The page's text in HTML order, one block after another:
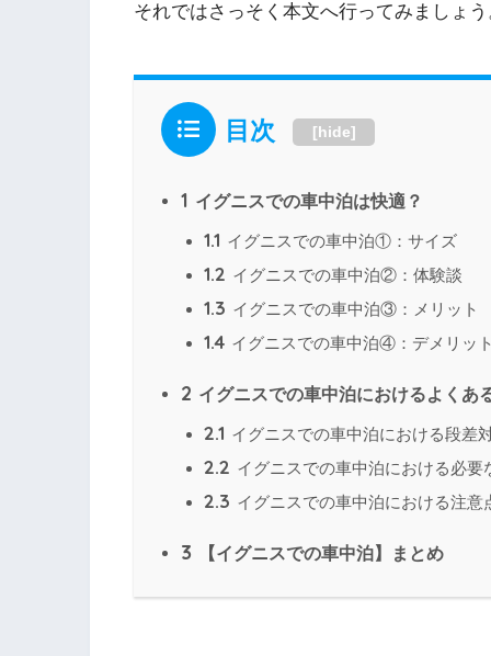
それではさっそく本文へ行ってみましょ
目次 [hide]
1 イグニスでの車中泊は快適？
1.1 イグニスでの車中泊①：サイズ
1.2 イグニスでの車中泊②：体験談
1.3 イグニスでの車中泊③：メリット
1.4 イグニスでの車中泊④：デメリッ
2 イグニスでの車中泊におけるよくあ
2.1 イグニスでの車中泊における段差
2.2 イグニスでの車中泊における必要
2.3 イグニスでの車中泊における注意
3 【イグニスでの車中泊】まとめ